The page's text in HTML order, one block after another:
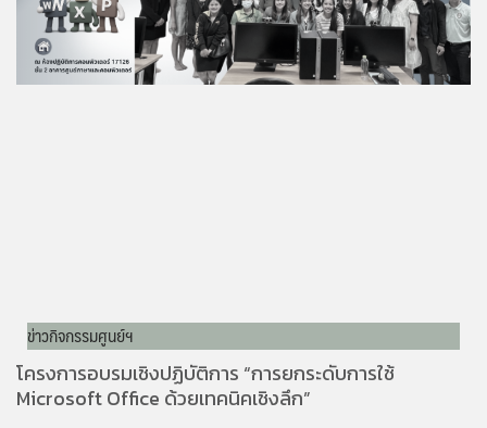
ข่าวกิจกรรมศูนย์ฯ
โครงการอบรมเชิงปฏิบัติการ “การยกระดับการใช้
Microsoft Office ด้วยเทคนิคเชิงลึก”